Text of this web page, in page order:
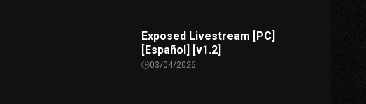
Exposed Livestream [PC]
[Español] [v1.2]
03/04/2026